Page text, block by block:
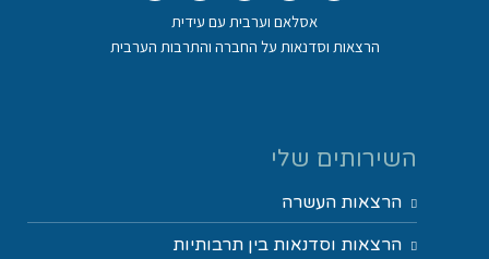
אסלאם וערבית עם עידית
הרצאות וסדנאות על החברה והתרבות הערבית
השירותים שלי
הרצאות העשרה
הרצאות וסדנאות בין תרבותיות